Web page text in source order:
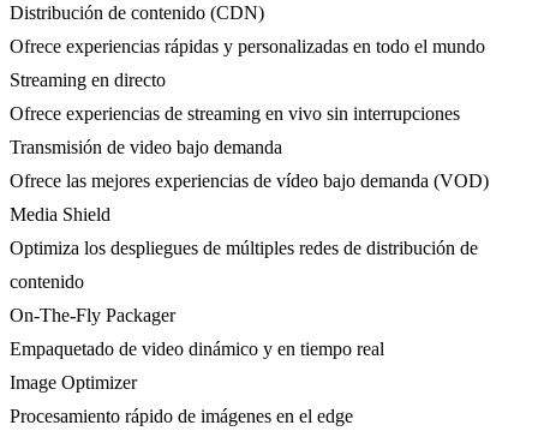
Distribución de contenido (CDN)
Ofrece experiencias rápidas y personalizadas en todo el mundo
Streaming en directo
Ofrece experiencias de streaming en vivo sin interrupciones
Transmisión de video bajo demanda
Ofrece las mejores experiencias de vídeo bajo demanda (VOD)
Media Shield
Optimiza los despliegues de múltiples redes de distribución de
contenido
On-The-Fly Packager
Empaquetado de video dinámico y en tiempo real
Image Optimizer
Procesamiento rápido de imágenes en el edge